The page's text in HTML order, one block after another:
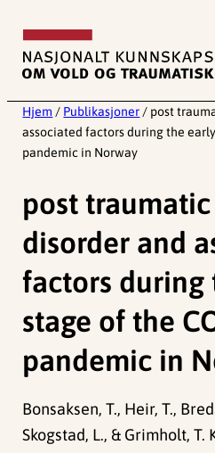
innhold
Hjem / Publikasjoner / post
associated factors during the
pandemic in Norway
post traumatic
disorder and
factors during
stage of the
pandemic in
Bonsaksen, T., Heir, T.,
Skogstad, L., & Grimholt, T.